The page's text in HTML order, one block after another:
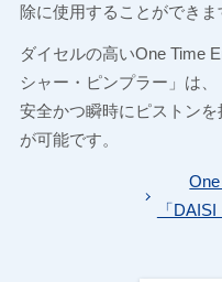
除に使用することができま
ダイセルの高いOne Time
シャー・ピンプラー」は、
安全かつ瞬時にピストン
が可能です。
「